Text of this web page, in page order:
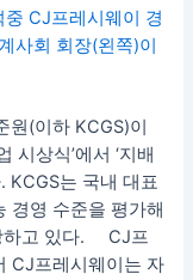
원(이하 KCGS)이
시상식’에서 ‘지배
KCGS는 국내 대표
경영 수준을 평가해
하고 있다. CJ프
CJ프레시웨이는 자